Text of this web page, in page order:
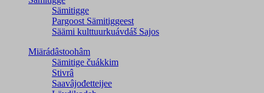
Sämitigge
Pargoost Sämitiggeest
Säämi kulttuurkuávdáš Sajos
Miärádâstoohâm
Sämitige čuákkim
Stivrâ
Saavâjođetteijee